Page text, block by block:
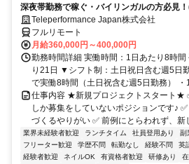
深夜帯勤務で稼ぐ・バイリンガルの方必見
Teleperformance Japan株式会社
フルリモート
月給360,000円～400,000円
勤務時間詳細 実働時間：1日あたり8時
り21日 ▼シフト制：土日祝日含む週5日
で実働8時間（土日祝含む週5日勤務）
仕事内容 ★新規プロジェクトスタート★
しか募集をしていないポジションです♪
づくるやりがい ✅ 前例にとらわれず、新
業界未経験者歓迎 ランチタイム 社員登用あり
副
フリーター歓迎
学歴不問 転勤なし 経験不問 英
経験者歓迎
ネイルOK 有資格者歓迎 研修あり